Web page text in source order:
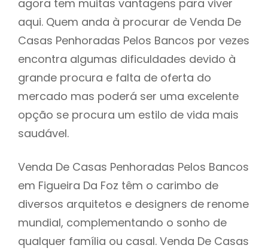
agora tem muitas vantagens para viver
aqui. Quem anda à procurar de Venda De
Casas Penhoradas Pelos Bancos por vezes
encontra algumas dificuldades devido à
grande procura e falta de oferta do
mercado mas poderá ser uma excelente
opção se procura um estilo de vida mais
saudável.
Venda De Casas Penhoradas Pelos Bancos
em Figueira Da Foz têm o carimbo de
diversos arquitetos e designers de renome
mundial, complementando o sonho de
qualquer família ou casal. Venda De Casas